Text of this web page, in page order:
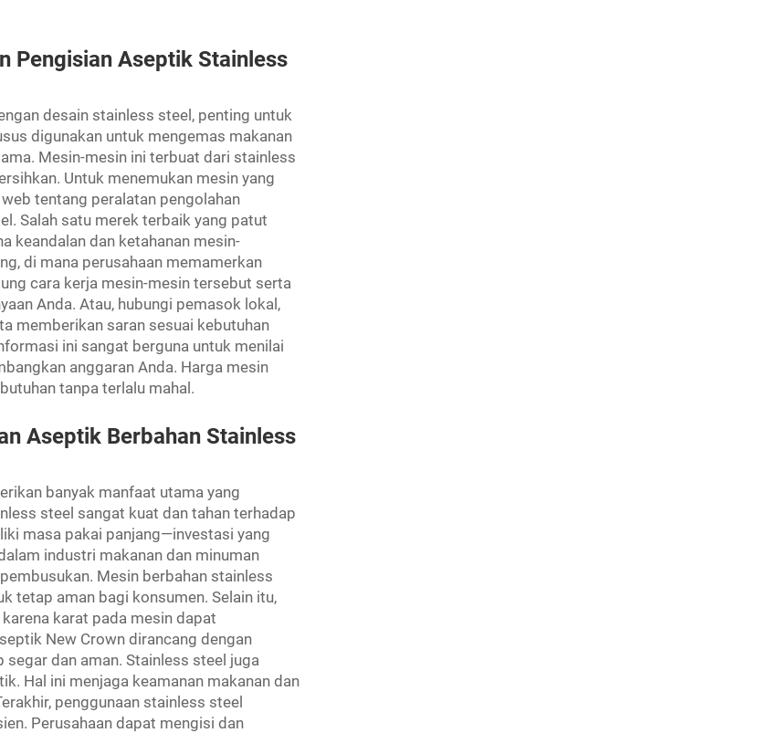
Pengisian Aseptik Stainless
desain stainless steel, penting untuk
digunakan untuk mengemas makanan
Mesin-mesin ini terbuat dari stainless
Untuk menemukan mesin yang
tentang peralatan pengolahan
Salah satu merek terbaik yang patut
keandalan dan ketahanan mesin-
di mana perusahaan memamerkan
cara kerja mesin-mesin tersebut serta
Anda. Atau, hubungi pemasok lokal,
memberikan saran sesuai kebutuhan
ini sangat berguna untuk menilai
anggaran Anda. Harga mesin
tanpa terlalu mahal.
Aseptik Berbahan Stainless
banyak manfaat utama yang
steel sangat kuat dan tahan terhadap
masa pakai panjang—investasi yang
industri makanan dan minuman
Mesin berbahan stainless
tetap aman bagi konsumen. Selain itu,
karat pada mesin dapat
New Crown dirancang dengan
dan aman. Stainless steel juga
Hal ini menjaga keamanan makanan dan
penggunaan stainless steel
Perusahaan dapat mengisi dan